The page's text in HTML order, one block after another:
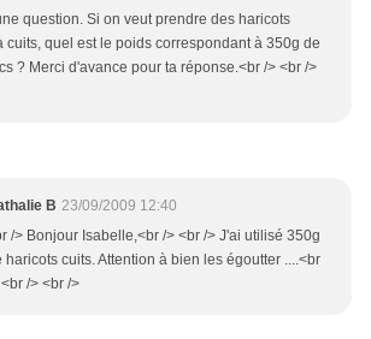
question. Si on veut prendre des haricots
cuits, quel est le poids correspondant à 350g de
? Merci d'avance pour ta réponse.<br /> <br />
B 23/09/2009 12:40
/> Bonjour Isabelle,<br /> <br /> J'ai utilisé 350g
haricots cuits. Attention à bien les égoutter ....<br
/> <br />